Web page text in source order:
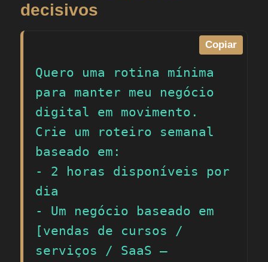
decisivos
Copiar
Quero uma rotina mínima
para manter meu negócio
digital em movimento.
Crie um roteiro semanal
baseado em:
- 2 horas disponíveis por
dia
- Um negócio baseado em
[vendas de cursos /
serviços / SaaS —